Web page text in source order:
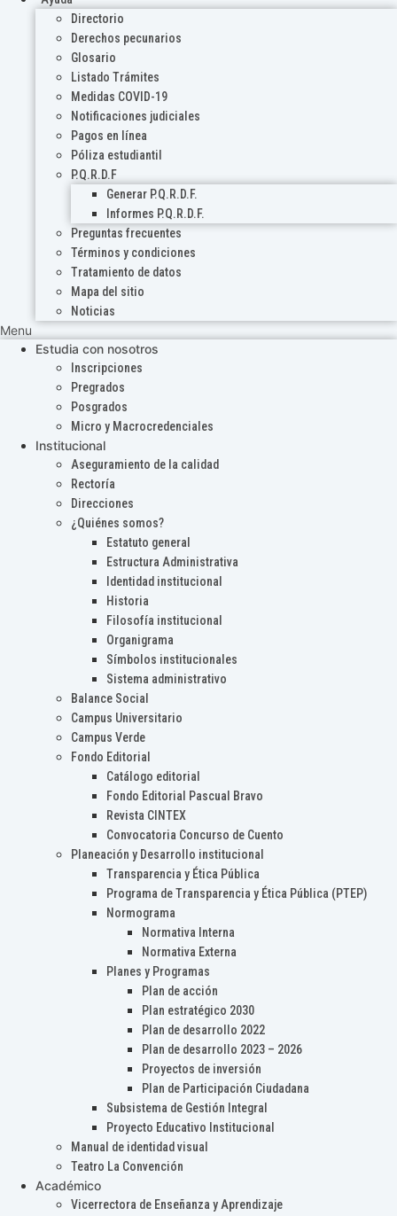
Directorio
Derechos pecunarios
Glosario
Listado Trámites
Medidas COVID-19
Notificaciones judiciales
Pagos en línea
Póliza estudiantil
P.Q.R.D.F
Generar P.Q.R.D.F.
Informes P.Q.R.D.F.
Preguntas frecuentes
Términos y condiciones
Tratamiento de datos
Mapa del sitio
Noticias
Menu
Estudia con nosotros
Inscripciones
Pregrados
Posgrados
Micro y Macrocredenciales
Institucional
Aseguramiento de la calidad
Rectoría
Direcciones
¿Quiénes somos?
Estatuto general
Estructura Administrativa
Identidad institucional
Historia
Filosofía institucional
Organigrama
Símbolos institucionales
Sistema administrativo
Balance Social
Campus Universitario
Campus Verde
Fondo Editorial
Catálogo editorial
Fondo Editorial Pascual Bravo
Revista CINTEX
Convocatoria Concurso de Cuento
Planeación y Desarrollo institucional
Transparencia y Ética Pública
Programa de Transparencia y Ética Pública (PTEP)
Normograma
Normativa Interna
Normativa Externa
Planes y Programas
Plan de acción
Plan estratégico 2030
Plan de desarrollo 2022
Plan de desarrollo 2023 – 2026
Proyectos de inversión
Plan de Participación Ciudadana
Subsistema de Gestión Integral
Proyecto Educativo Institucional
Manual de identidad visual
Teatro La Convención
Académico
Vicerrectora de Enseñanza y Aprendizaje